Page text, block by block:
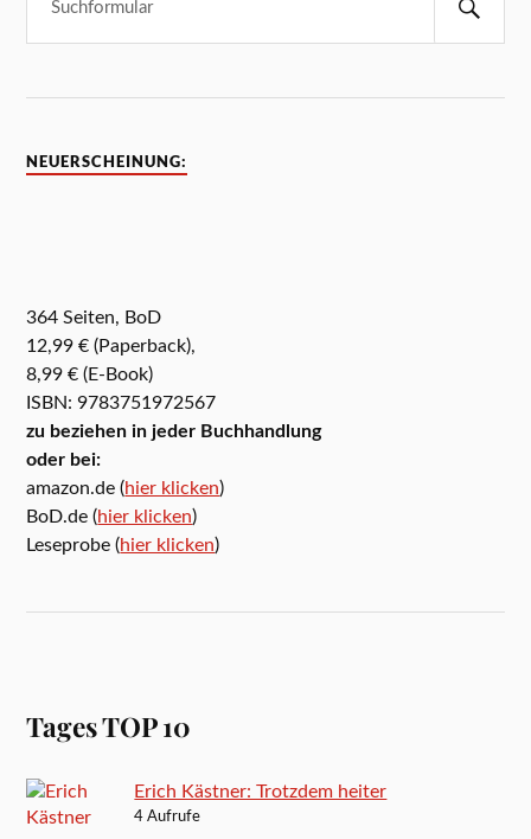
NEUERSCHEINUNG:
364 Seiten, BoD
12,99 € (Paperback),
8,99 € (E-Book)
ISBN: 9783751972567
zu beziehen in jeder Buchhandlung
oder bei:
amazon.de (hier klicken)
BoD.de (hier klicken)
Leseprobe (hier klicken)
Tages TOP 10
Erich Kästner: Trotzdem heiter
4 Aufrufe